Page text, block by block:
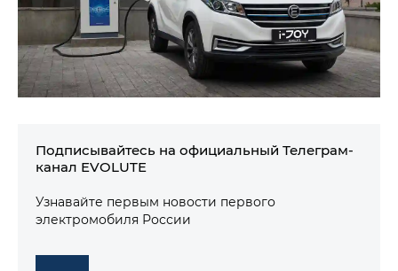
Подписывайтесь на официальный Телеграм-
канал EVOLUTE
Узнавайте первым новости первого
электромобиля России